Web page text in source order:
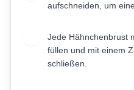
aufschneiden, um
Jede Hähnchenbrust
füllen und mit einem
schließen.